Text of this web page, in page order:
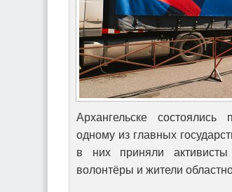
Архангельске
одному из главных
в них приняли
волонтёры и жители